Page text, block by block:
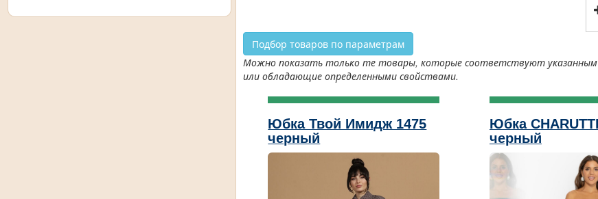
Подбор товаров по параметрам
Можно показать только те товары, которые соответствуют указанным
или обладающие определенными свойствами.
Юбка Твой Имидж 1475
черный
Юбка
черный